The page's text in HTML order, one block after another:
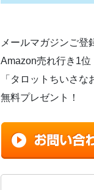
メールマガジンご登
Amazon売れ行き1位
「タロットちいさな
無料プレゼント！